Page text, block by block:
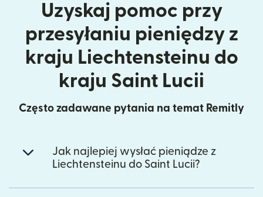
Uzyskaj pomoc przy
przesyłaniu pieniędzy z
kraju Liechtensteinu do
kraju Saint Lucii
Często zadawane pytania na temat Remitly
Jak najlepiej wysłać pieniądze z
Liechtensteinu do Saint Lucii?